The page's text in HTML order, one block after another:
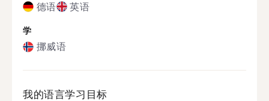
德语 英语
学
挪威语
我的语言学习目标